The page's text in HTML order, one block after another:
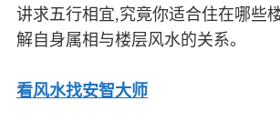
讲求五行相宜,究竟你适合住在哪些
解自身属相与楼层风水的关系。
看风水找安智大师